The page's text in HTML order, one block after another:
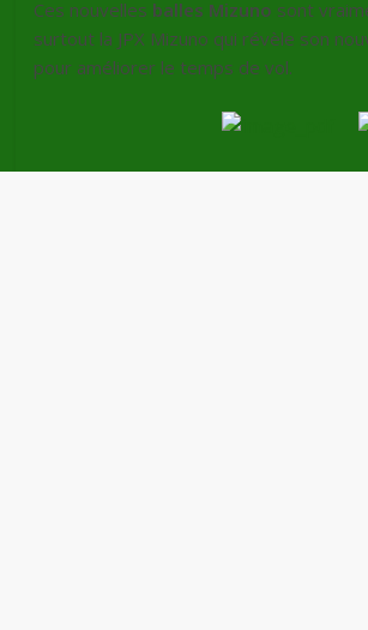
Ces nouvelles balles Mizuno sont
surtout la JPX Mizuno qui révèle son
pour améliorer le temps de vol.